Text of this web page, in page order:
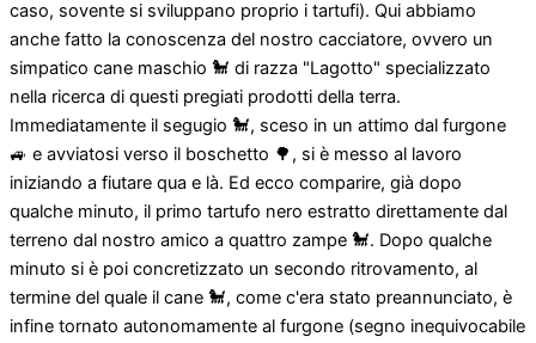
caso, sovente si sviluppano proprio i tartufi). Qui abbiamo
anche fatto la conoscenza del nostro cacciatore, ovvero un
simpatico cane maschio 🐩 di razza "Lagotto" specializzato
nella ricerca di questi pregiati prodotti della terra.
Immediatamente il segugio 🐩, sceso in un attimo dal furgone
🚙 e avviatosi verso il boschetto 🌳, si è messo al lavoro
iniziando a fiutare qua e là. Ed ecco comparire, già dopo
qualche minuto, il primo tartufo nero estratto direttamente dal
terreno dal nostro amico a quattro zampe 🐩. Dopo qualche
minuto si è poi concretizzato un secondo ritrovamento, al
termine del quale il cane 🐩, come c'era stato preannunciato, è
infine tornato autonomamente al furgone (segno inequivocabile